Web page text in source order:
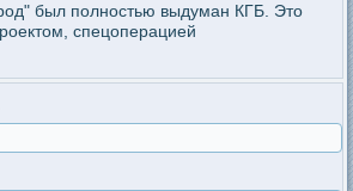
был полностью выдуман КГБ. Это
спецоперацией